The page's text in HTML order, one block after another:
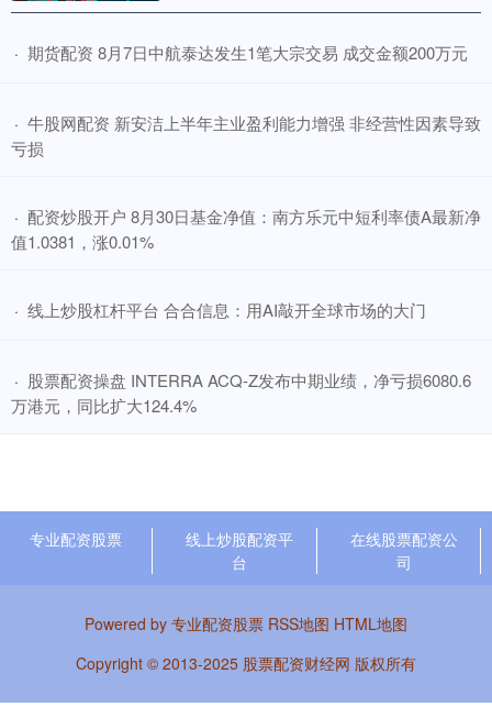
· ​期货配资 8月7日中航泰达发生1笔大宗交易 成交金额200万元
· ​牛股网配资 新安洁上半年主业盈利能力增强 非经营性因素导致
亏损
· ​配资炒股开户 8月30日基金净值：南方乐元中短利率债A最新净
值1.0381，涨0.01%
· ​线上炒股杠杆平台 合合信息：用AI敲开全球市场的大门
· ​股票配资操盘 INTERRA ACQ-Z发布中期业绩，净亏损6080.6
万港元，同比扩大124.4%
专业配资股票
线上炒股配资平
台
在线股票配资公
司
Powered by 专业配资股票 RSS地图 HTML地图
Copyright © 2013-2025 股票配资财经网 版权所有